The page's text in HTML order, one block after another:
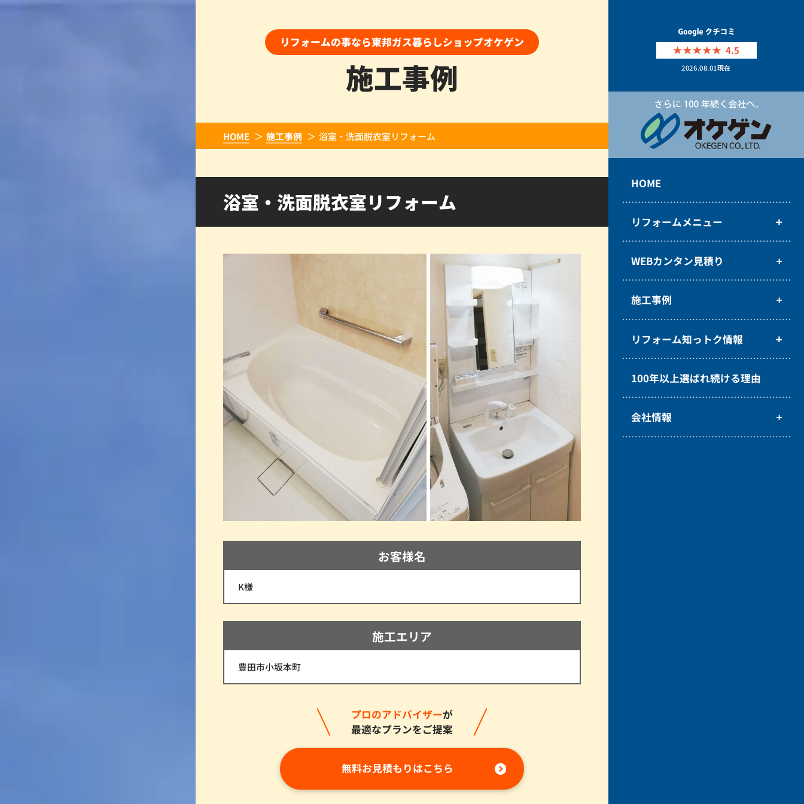
4.5
2026.08.01現在
HOME
リフォームメニュー
WEBカンタン見積り
施工事例
リフォーム知っトク情報
100年以上選ばれ続ける理由
会社情報
リフォームの事なら東邦ガス暮らしショップオケゲン
施工事例
HOME 施工事例 浴室・洗面脱衣室リフォーム
浴室・洗面脱衣室リフォーム
お客様名
K様
施工エリア
豊田市小坂本町
プロのアドバイザーが
最適なプランをご提案
無料お見積もりはこちら